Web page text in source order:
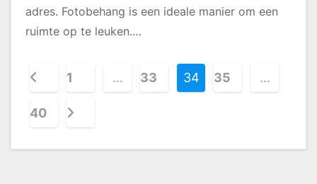
adres. Fotobehang is een ideale manier om een
ruimte op te leuken.…
B
e
r
1 … 33 34 35 …
40